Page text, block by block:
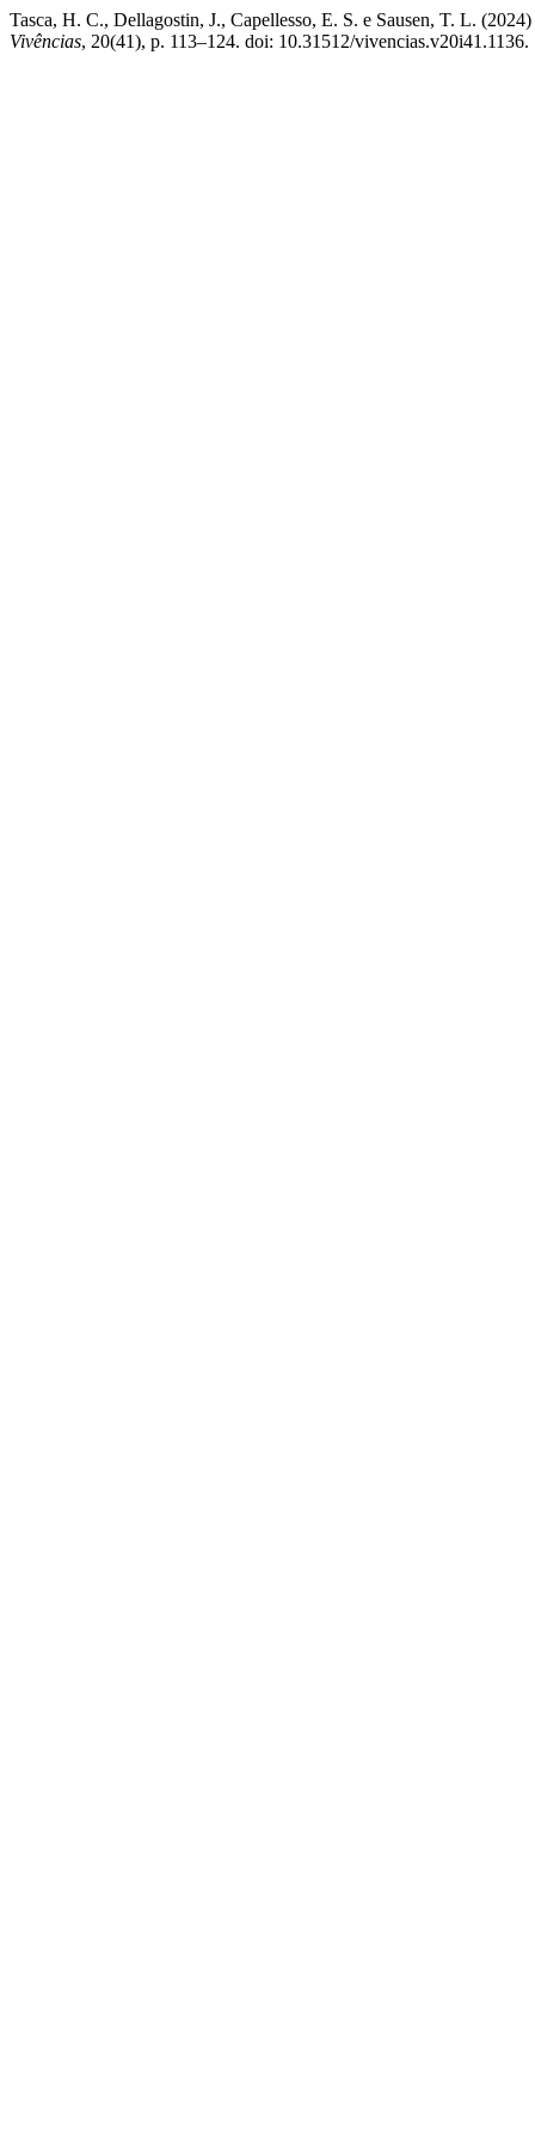
Tasca, H. C., Dellagostin, J., Capellesso, E. S. e Sausen, T. L.
Vivências, 20(41), p. 113–124. doi: 10.31512/vivencias.v20i41.1136.